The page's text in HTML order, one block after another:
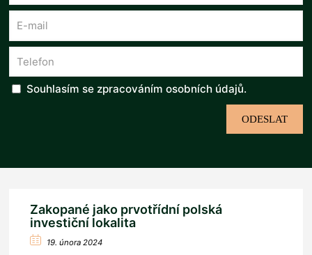
Souhlasím se zpracováním osobních údajů.
19. února 2024
Zakopané jako prvotřídní polská
investiční lokalita